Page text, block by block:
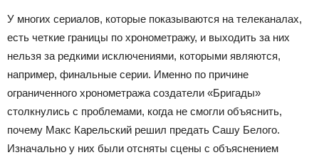
У многих сериалов, которые показываются на телеканалах,
есть четкие границы по хронометражу, и выходить за них
нельзя за редкими исключениями, которыми являются,
например, финальные серии. Именно по причине
ограниченного хронометража создатели «Бригады»
столкнулись с проблемами, когда не смогли объяснить,
почему Макс Карельский решил предать Сашу Белого.
Изначально у них были отсняты сцены с объяснением